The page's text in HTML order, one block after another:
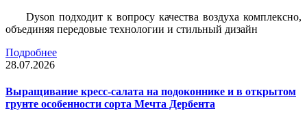
Dyson подходит к вопросу качества воздуха комплексно,
объединяя передовые технологии и стильный дизайн
Подробнее
28.07.2026
Выращивание кресс-салата на подоконнике и в открытом
грунте особенности сорта Мечта Дербента